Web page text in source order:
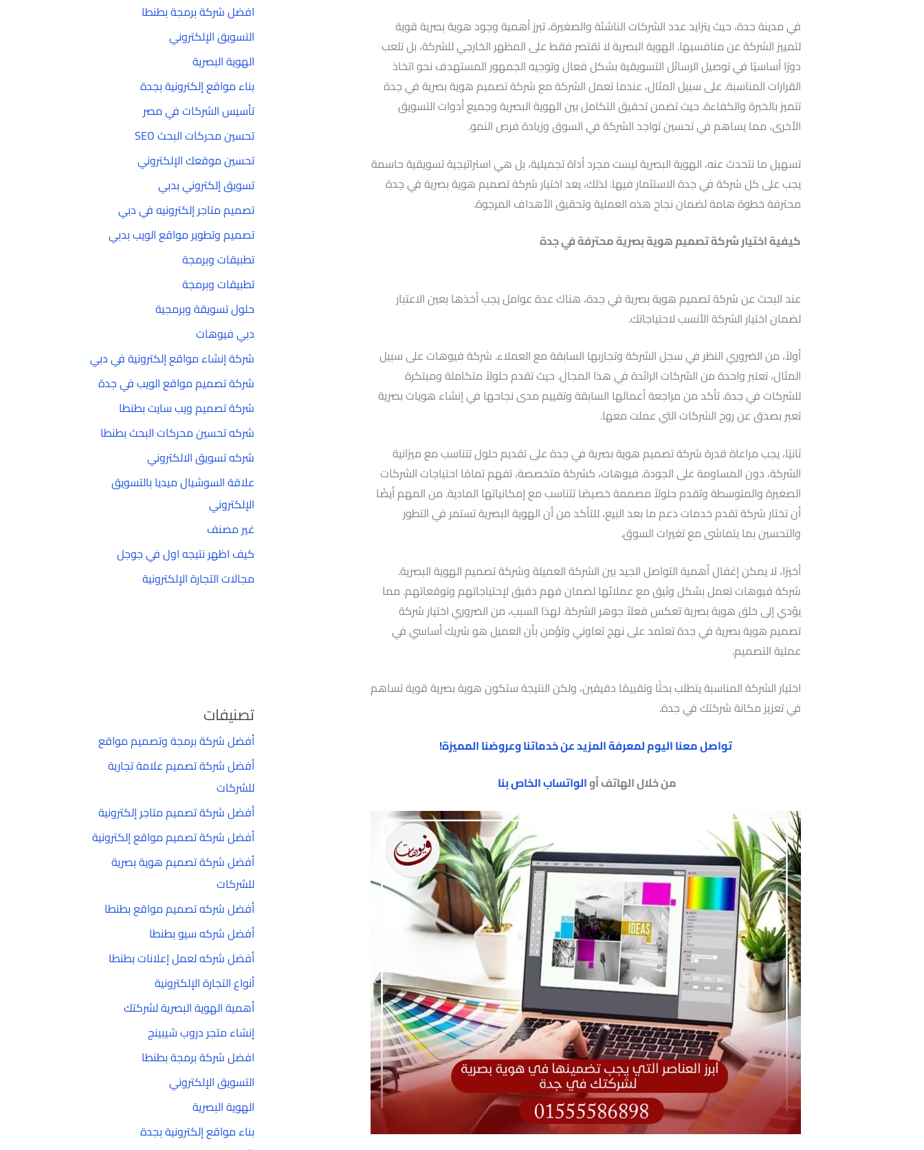
في مدينة جدة، حيث يتزايد عدد الشركات الناشئة والصغيرة، تبرز أهمية وجود هوية بصرية قوية
لتمييز الشركة عن منافسيها. الهوية البصرية لا تقتصر فقط على المظهر الخارجي للشركة، بل تلعب
دورًا أساسيًا في توصيل الرسائل التسويقية بشكل فعال وتوجيه الجمهور المستهدف نحو اتخاذ
القرارات المناسبة. على سبيل المثال، عندما تعمل الشركة مع شركة تصميم هوية بصرية في جدة
تتميز بالخبرة والكفاءة. حيث تضمن تحقيق التكامل بين الهوية البصرية وجميع أدوات التسويق
الأخرى، مما يساهم في تحسين تواجد الشركة في السوق وزيادة فرص النمو.
تسهيل ما نتحدث عنه، الهوية البصرية ليست مجرد أداة تجميلية، بل هي استراتيجية تسويقية حاسمة
يجب على كل شركة في جدة الاستثمار فيها. لذلك، يعد اختيار شركة تصميم هوية بصرية في جدة
محترفة خطوة هامة لضمان نجاح هذه العملية وتحقيق الأهداف المرجوة.
كيفية اختيار شركة تصميم هوية بصرية محترفة في جدة
عند البحث عن شركة تصميم هوية بصرية في جدة، هناك عدة عوامل يجب أخذها بعين الاعتبار
لضمان اختيار الشركة الأنسب لاحتياجاتك.
أولاً، من الضروري النظر في سجل الشركة وتجاربها السابقة مع العملاء. شركة فيوهات على سبيل
المثال، تعتبر واحدة من الشركات الرائدة في هذا المجال. حيث تقدم حلولاً متكاملة ومبتكرة
للشركات في جدة. تأكد من مراجعة أعمالها السابقة وتقييم مدى نجاحها في إنشاء هويات بصرية
تعبر بصدق عن روح الشركات التي عملت معها.
ثانيًا، يجب مراعاة قدرة شركة تصميم هوية بصرية في جدة على تقديم حلول تتناسب مع ميزانية
الشركة، دون المساومة على الجودة. فيوهات، كشركة متخصصة، تفهم تمامًا احتياجات الشركات
الصغيرة والمتوسطة وتقدم حلولاً مصممة خصيصًا تتناسب مع إمكانياتها المادية. من المهم أيضًا
أن تختار شركة تقدم خدمات دعم ما بعد البيع، للتأكد من أن الهوية البصرية تستمر في التطور
والتحسين بما يتماشى مع تغيرات السوق.
أخيرًا، لا يمكن إغفال أهمية التواصل الجيد بين الشركة العميلة وشركة تصميم الهوية البصرية.
شركة فيوهات تعمل بشكل وثيق مع عملائها لضمان فهم دقيق لإحتياجاتهم وتوقعاتهم. مما
يؤدي إلى خلق هوية بصرية تعكس فعلاً جوهر الشركة. لهذا السبب، من الضروري اختيار شركة
تصميم هوية بصرية في جدة تعتمد على نهج تعاوني وتؤمن بأن العميل هو شريك أساسي في
عملية التصميم.
اختيار الشركة المناسبة يتطلب بحثًا وتقييمًا دقيقين، ولكن النتيجة ستكون هوية بصرية قوية تساهم
في تعزيز مكانة شركتك في جدة.
تواصل معنا اليوم لمعرفة المزيد عن خدماتنا وعروضنا المميزة!
من خلال الهاتف أوالواتساب الخاص بنا
افضل شركة برمجة بطنطا
التسويق الإلكتروني
الهوية البصرية
بناء مواقع إلكترونية بجدة
تأسيس الشركات في مصر
تحسين محركات البحث SEO
تحسين موقعك الإلكتروني
تسويق إلكتروني بدبي
تصميم متاجر إلكترونيه في دبي
تصميم وتطوير مواقع الويب بدبي
تطبيقات وبرمجة
تطبيقات وبرمجة
حلول تسويقة وبرمجية
دبي فيوهات
شركة إنشاء مواقع إلكترونية في دبي
شركة تصميم مواقع الويب في جدة
شركة تصميم ويب سايت بطنطا
شركه تحسين محركات البحث بطنطا
شركه تسويق الالكتروني
علاقة السوشيال ميديا بالتسويق
الإلكتروني
غير مصنف
كيف اظهر نتيجه اول في جوجل
مجالات التجارة الإلكترونية
تصنيفات
أفضل شركة برمجة وتصميم مواقع
أفضل شركة تصميم علامة تجارية
للشركات
أفضل شركة تصميم متاجر إلكترونية
أفضل شركة تصميم مواقع إلكترونية
أفضل شركة تصميم هوية بصرية
للشركات
أفضل شركه تصميم مواقع بطنطا
أفضل شركه سيو بطنطا
أفضل شركه لعمل إعلانات بطنطا
أنواع التجارة الإلكترونية
أهمية الهوية البصرية لشركتك
إنشاء متجر دروب شيبينج
افضل شركة برمجة بطنطا
التسويق الإلكتروني
الهوية البصرية
بناء مواقع إلكترونية بجدة